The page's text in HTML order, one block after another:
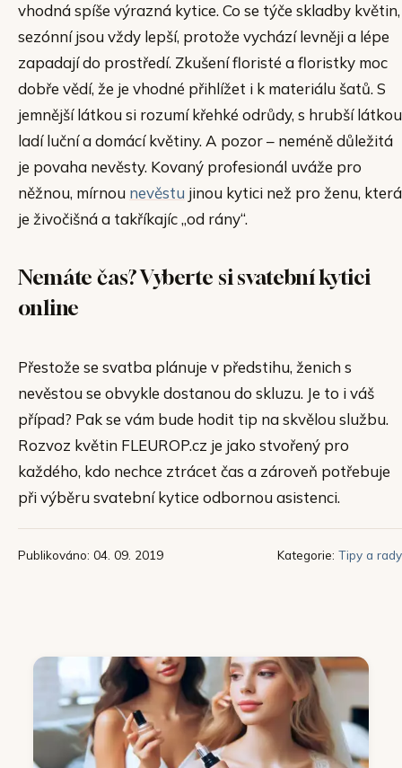
vhodná spíše výrazná kytice. Co se týče skladby květin,
sezónní jsou vždy lepší, protože vychází levněji a lépe
zapadají do prostředí. Zkušení floristé a floristky moc
dobře vědí, že je vhodné přihlížet i k materiálu šatů. S
jemnější látkou si rozumí křehké odrůdy, s hrubší látkou
ladí luční a domácí květiny. A pozor – neméně důležitá
je povaha nevěsty. Kovaný profesionál uváže pro
něžnou, mírnou nevěstu jinou kytici než pro ženu, která
je živočišná a takříkajíc „od rány“.
Nemáte čas? Vyberte si svatební kytici
online
Přestože se svatba plánuje v předstihu, ženich s
nevěstou se obvykle dostanou do skluzu. Je to i váš
případ? Pak se vám bude hodit tip na skvělou službu.
Rozvoz květin FLEUROP.cz je jako stvořený pro
každého, kdo nechce ztrácet čas a zároveň potřebuje
při výběru svatební kytice odbornou asistenci.
Publikováno: 04. 09. 2019 Kategorie: Tipy a rady